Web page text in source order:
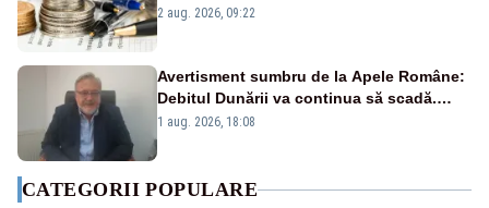
viitoare?
2 aug. 2026, 09:22
Avertisment sumbru de la Apele Române:
Debitul Dunării va continua să scadă.
Cernavodă s-ar putea închide în 4 zile
1 aug. 2026, 18:08
CATEGORII POPULARE